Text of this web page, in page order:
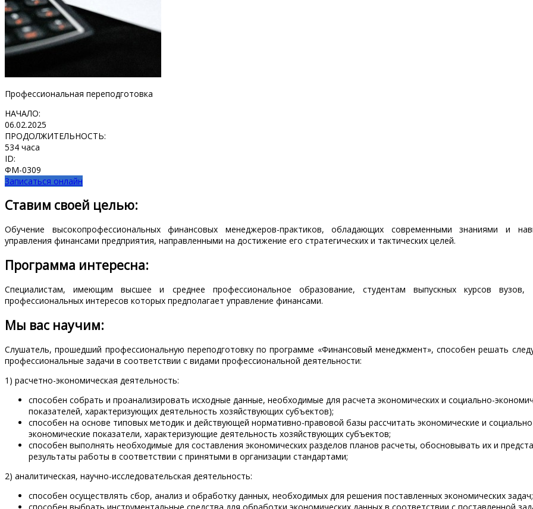
Профессиональная переподготовка
НАЧАЛО:
06.02.2025
ПРОДОЛЖИТЕЛЬНОСТЬ:
534 часа
ID:
ФМ-0309
Записаться онлайн
Ставим своей целью:
Обучение высокопрофессиональных финансовых менеджеров-практиков, обладающих современными знаниями и
управления финансами предприятия, направленными на достижение его стратегических и тактических целей.
Программа интересна:
Специалистам, имеющим высшее и среднее профессиональное образование, студентам выпускных курсов вузов,
профессиональных интересов которых предполагает управление финансами.
Мы вас научим:
Слушатель, прошедший профессиональную переподготовку по программе «Финансовый менеджмент», способен решать
профессиональные задачи в соответствии с видами профессиональной деятельности:
1) расчетно-экономическая деятельность:
способен собрать и проанализировать исходные данные, необходимые для расчета экономических и социально-
показателей, характеризующих деятельность хозяйствующих субъектов);
способен на основе типовых методик и действующей нормативно-правовой базы рассчитать экономические и
экономические показатели, характеризующие деятельность хозяйствующих субъектов;
способен выполнять необходимые для составления экономических разделов планов расчеты, обосновывать их и
результаты работы в соответствии с принятыми в организации стандартами;
2) аналитическая, научно-исследовательская деятельность:
способен осуществлять сбор, анализ и обработку данных, необходимых для решения поставленных экономических задач;